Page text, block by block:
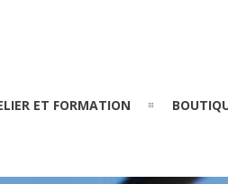
ET FORMATION